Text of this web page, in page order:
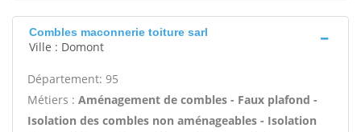
Combles maconnerie toiture sarl
Ville : Domont
Département: 95
Métiers : Aménagement de combles - Faux plafond -
Isolation des combles non aménageables - Isolation